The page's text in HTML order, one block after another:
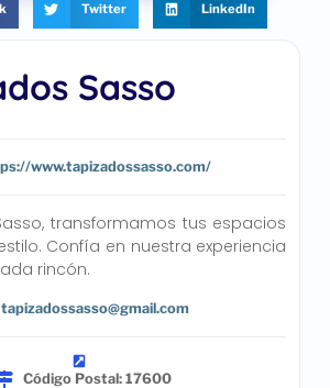
Sasso
www.tapizadossasso.com/
transformamos tus espacios
Confía en nuestra experiencia
rincón.
tapizadossasso@gmail.com
Código Postal: 17600
Twitter LinkedIn